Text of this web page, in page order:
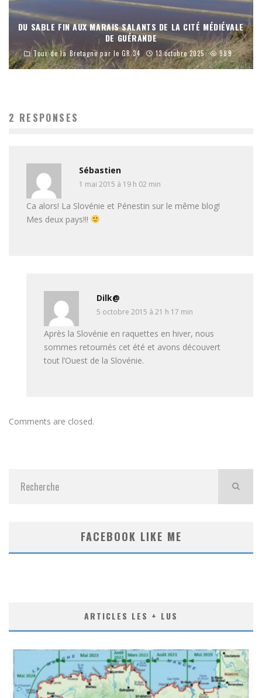
DU SABLE FIN AUX MARAIS SALANTS DE LA CITÉ MÉDIÉVALE
DE GUÉRANDE
Tour de la Bretagne par le GR 34 13 octobre 2025 989
2 RESPONSES
Sébastien
1 mai 2015 à 19 h 02 min
Ca alors! La Slovénie et Pénestin sur le même blog!
Mes deux pays!!!
Dilk@
5 octobre 2015 à 21 h 17 min
Après la Slovénie en raquettes en hiver, nous
sommes retournés cet été et avons découvert
tout l’Ouest de la Slovénie.
Comments are closed.
FACEBOOK LIKE ME
ARTICLES LES + LUS